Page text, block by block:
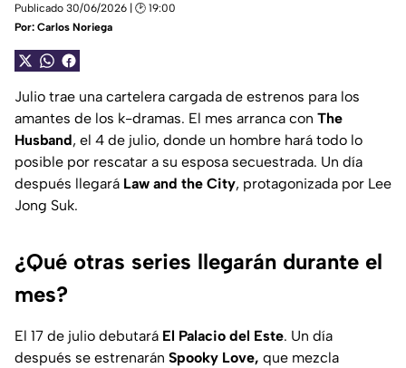
Publicado 30/06/2026 | 🕑 19:00
Por: Carlos Noriega
Julio trae una cartelera cargada de estrenos para los
amantes de los k-dramas. El mes arranca con The
Husband, el 4 de julio, donde un hombre hará todo lo
posible por rescatar a su esposa secuestrada. Un día
después llegará Law and the City, protagonizada por Lee
Jong Suk.
¿Qué otras series llegarán durante el
mes?
El 17 de julio debutará El Palacio del Este. Un día
después se estrenarán Spooky Love, que mezcla